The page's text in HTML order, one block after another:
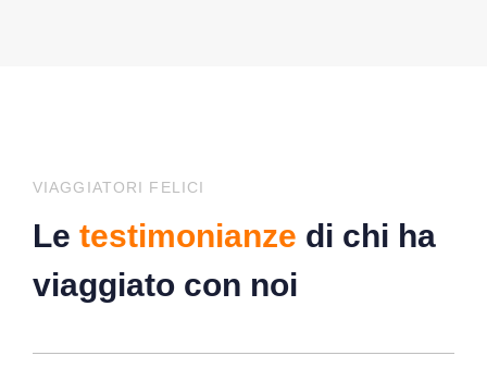
VIAGGIATORI FELICI
Le testimonianze di chi ha
viaggiato con noi